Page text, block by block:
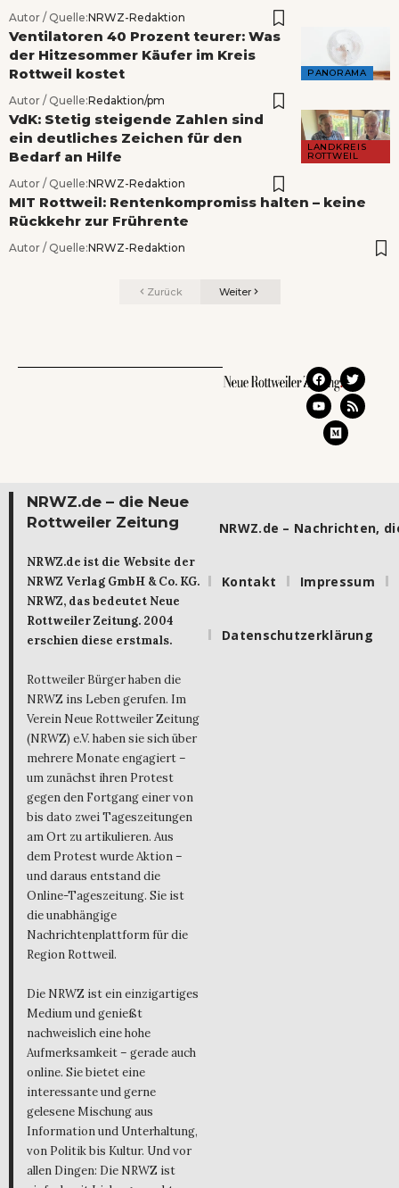
Autor / Quelle:NRWZ-Redaktion
PANORAMA
Ventilatoren 40 Prozent teurer: Was
der Hitzesommer Käufer im Kreis
Rottweil kostet
Autor / Quelle:Redaktion/pm
LANDKREIS
ROTTWEIL
VdK: Stetig steigende Zahlen sind
ein deutliches Zeichen für den
Bedarf an Hilfe
Autor / Quelle:NRWZ-Redaktion
MIT Rottweil: Rentenkompromiss halten – keine
Rückkehr zur Frührente
Autor / Quelle:NRWZ-Redaktion
Zurück Weiter
NRWZ.de – die Neue
Rottweiler Zeitung
NRWZ.de ist die Website der
NRWZ Verlag GmbH & Co. KG.
NRWZ, das bedeutet Neue
Rottweiler Zeitung. 2004
erschien diese erstmals.
Rottweiler Bürger haben die
NRWZ ins Leben gerufen. Im
Verein Neue Rottweiler Zeitung
(NRWZ) e.V. haben sie sich über
mehrere Monate engagiert –
um zunächst ihren Protest
gegen den Fortgang einer von
bis dato zwei Tageszeitungen
am Ort zu artikulieren. Aus
dem Protest wurde Aktion –
und daraus entstand die
Online-Tageszeitung. Sie ist
die unabhängige
Nachrichtenplattform für die
Region Rottweil.
Die NRWZ ist ein einzigartiges
Medium und genießt
nachweislich eine hohe
Aufmerksamkeit – gerade auch
online. Sie bietet eine
interessante und gerne
gelesene Mischung aus
Information und Unterhaltung,
von Politik bis Kultur. Und vor
allen Dingen: Die NRWZ ist
NRWZ.de – Nachrichten,
Kontakt Impressum
Datenschutzerklärung